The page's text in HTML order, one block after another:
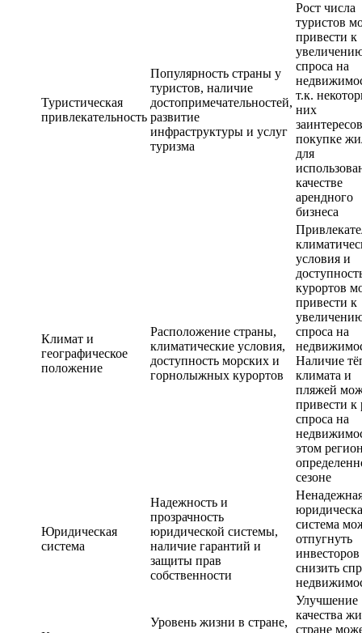
Туристическая
привлекательность
Популярность страны у
туристов, наличие
достопримечательностей,
развитие
инфраструктуры и услуг
туризма
Рост числа
туристов
привести к
спроса на
т.к.
них
покупке
для
качестве
арендного
бизнеса
Климат и
географическое
положение
Расположение страны,
климатические условия,
доступность морских и
горнолыжных курортов
условия и
курортов
привести к
спроса на
Наличие
климата и
пляжей
привести к
спроса на
этом
сезоне
Юридическая
система
Надежность и
прозрачность
юридической системы,
наличие гарантий и
защиты прав
собственности
система
отпугнуть
снизить
Уровень жизни в стране,
Улучшение
качества
стране